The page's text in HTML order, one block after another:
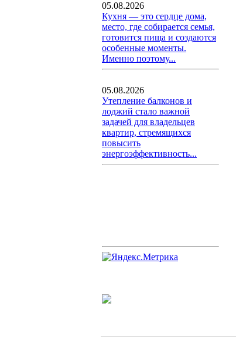
05.08.2026
Кухня — это сердце дома,
место, где собирается семья,
готовится пища и создаются
особенные моменты.
Именно поэтому...
05.08.2026
Утепление балконов и
лоджий стало важной
задачей для владельцев
квартир, стремящихся
повысить
энергоэффективность...